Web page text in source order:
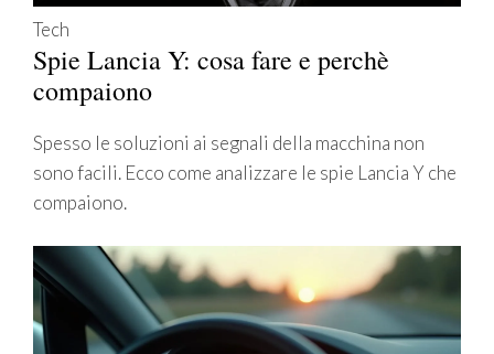
Tech
Spie Lancia Y: cosa fare e perchè
compaiono
Spesso le soluzioni ai segnali della macchina non
sono facili. Ecco come analizzare le spie Lancia Y che
compaiono.